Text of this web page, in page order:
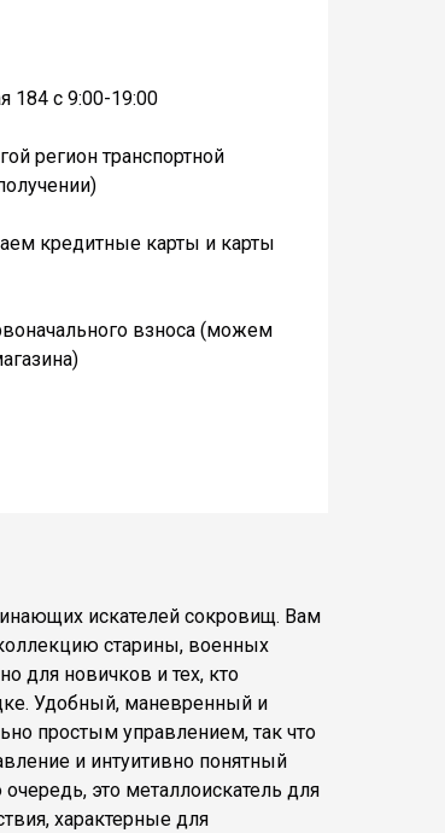
184 с 9:00-19:00
регион транспортной
кредитные карты и карты
взноса (можем
искателей сокровищ. Вам
старины, военных
для новичков и тех, кто
Удобный, маневренный и
простым управлением, так что
и интуитивно понятный
это металлоискатель для
характерные для